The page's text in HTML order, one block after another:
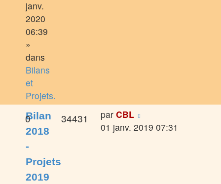
janv.
2020
06:39
»
dans
Bilans
et
Projets.
Bilan
2018
-
Projets
2019
0 34431 par CBL
01 janv. 2019 07:31